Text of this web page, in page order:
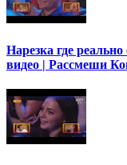
Нарезка где
видео | Рассмеши